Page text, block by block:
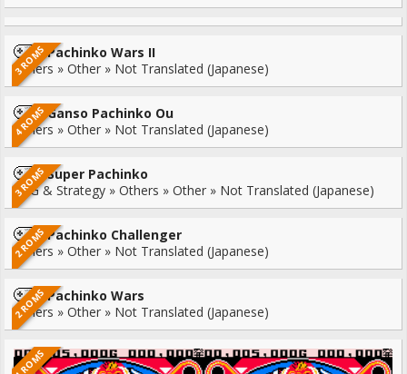
3 ROMSPachinko Wars II
Others » Other » Not Translated (Japanese)
4 ROMSGanso Pachinko Ou
Others » Other » Not Translated (Japanese)
3 ROMSSuper Pachinko
RPG & Strategy » Others » Other » Not Translated (Japanese)
2 ROMSPachinko Challenger
Others » Other » Not Translated (Japanese)
2 ROMSPachinko Wars
Others » Other » Not Translated (Japanese)
1 ROMS